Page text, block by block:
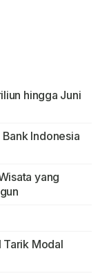
hingga Juni
Indonesia
yang
Tarik Modal